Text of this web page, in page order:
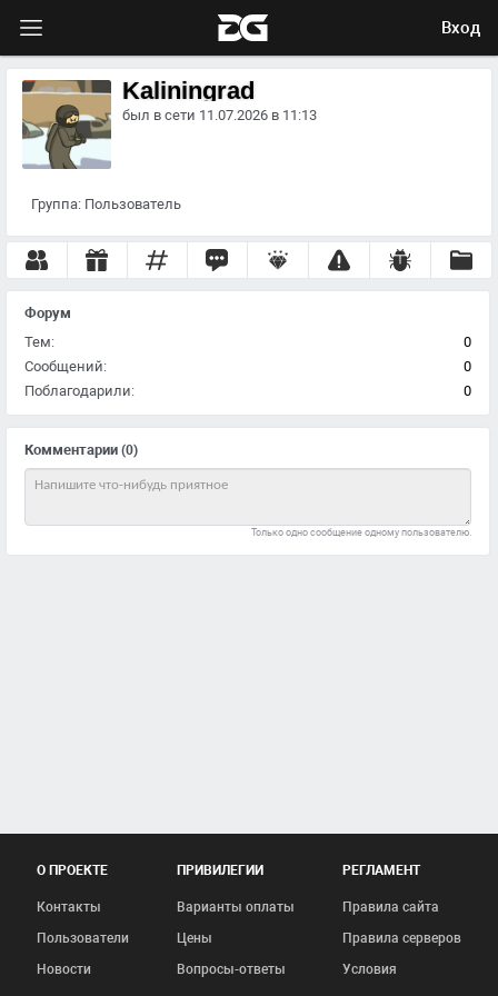
Вход
Группа: Пользователь
Kaliningrad
был в сети 11.07.2026 в 11:13
Комментарии (0)
Только одно сообщение одному пользователю.
Форум
Тем:
0
Сообщений:
0
Поблагодарили:
0
О ПРОЕКТЕ
Контакты
Пользователи
Новости
ПРИВИЛЕГИИ
Варианты оплаты
Цены
Вопросы-ответы
РЕГЛАМЕНТ
Правила сайта
Правила серверов
Условия